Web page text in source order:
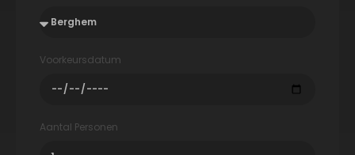
Voorkeursdatum
Aantal Personen